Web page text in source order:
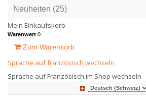
Neuheiten (25)
Mein Einkaufskorb
Warenwert 0
Zum Warenkorb
Sprache auf französisch wechseln
Sprache auf Französisch im Shop wechseln